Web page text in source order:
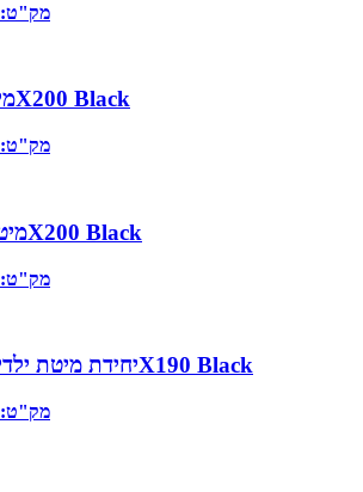
מק"ט:
מיטה וחצי 120X200 Black
מק"ט:
מיטת ילדים 100X200 Black
מק"ט:
יחידת מיטת ילדים נפתחת 90X190 Black
מק"ט: